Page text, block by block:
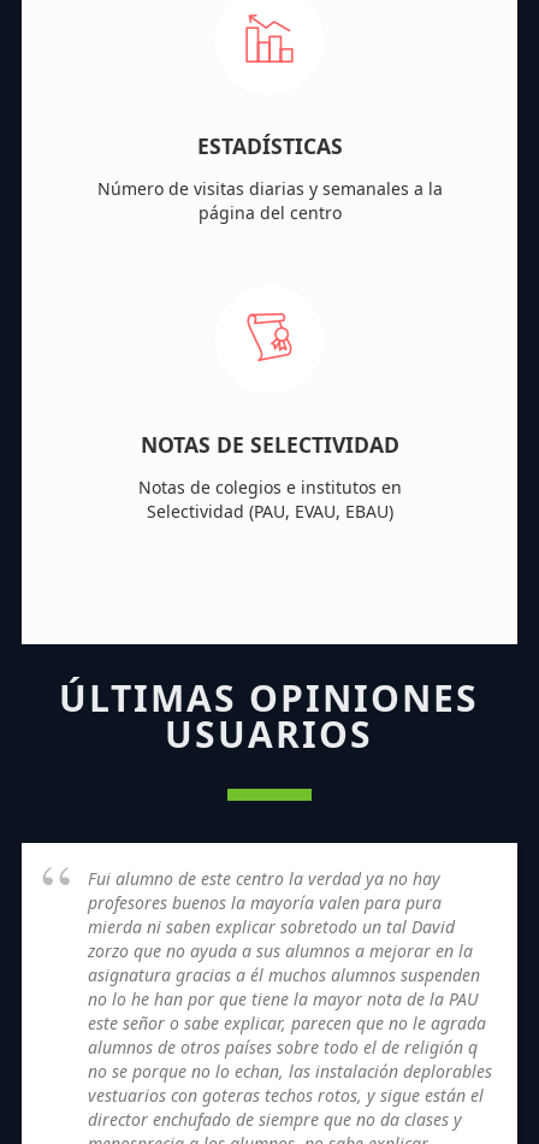
ESTADÍSTICAS
Número de visitas diarias y semanales a la
página del centro
NOTAS DE SELECTIVIDAD
Notas de colegios e institutos en
Selectividad (PAU, EVAU, EBAU)
ÚLTIMAS OPINIONES
USUARIOS
Fui alumno de este centro la verdad ya no hay
profesores buenos la mayoría valen para pura
mierda ni saben explicar sobretodo un tal David
zorzo que no ayuda a sus alumnos a mejorar en la
asignatura gracias a él muchos alumnos suspenden
no lo he han por que tiene la mayor nota de la PAU
este señor o sabe explicar, parecen que no le agrada
alumnos de otros países sobre todo el de religión q
no se porque no lo echan, las instalación deplorables
vestuarios con goteras techos rotos, y sigue están el
director enchufado de siempre que no da clases y